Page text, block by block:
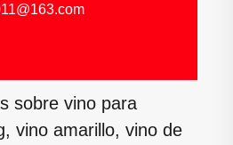
sobre vino para
vino amarillo, vino de